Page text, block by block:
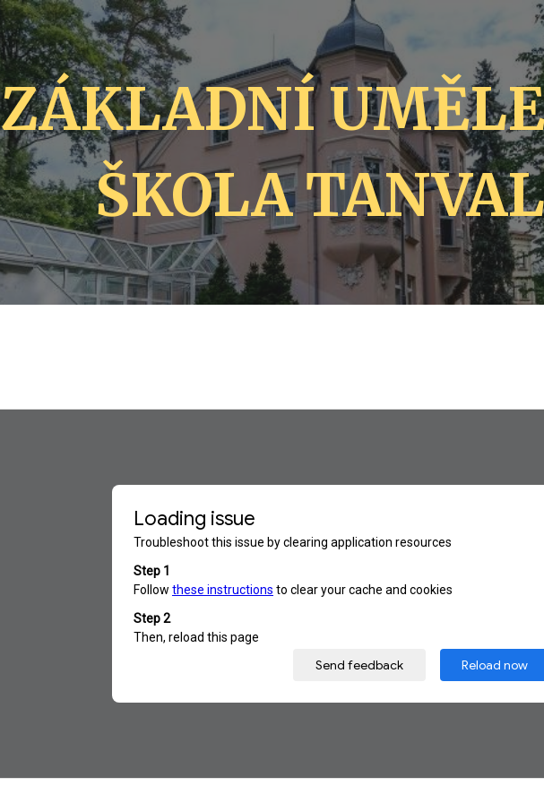
Skip to main content Skip to navigation
ZÁKLADNÍ
ŠKOLA